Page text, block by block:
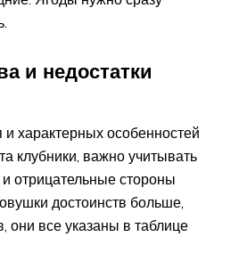
и недостатки
характерных особенностей
клубники, важно учитывать
отрицательные стороны
достоинств больше,
они все указаны в таблице